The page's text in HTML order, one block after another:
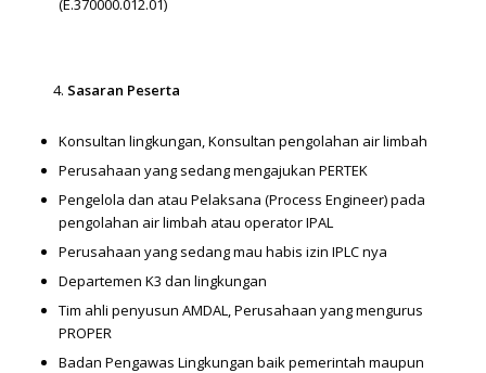
(E.370000.012.01)
Sasaran Peserta
Konsultan lingkungan, Konsultan pengolahan air limbah
Perusahaan yang sedang mengajukan PERTEK
Pengelola dan atau Pelaksana (Process Engineer) pada
pengolahan air limbah atau operator IPAL
Perusahaan yang sedang mau habis izin IPLC nya
Departemen K3 dan lingkungan
Tim ahli penyusun AMDAL, Perusahaan yang mengurus
PROPER
Badan Pengawas Lingkungan baik pemerintah maupun